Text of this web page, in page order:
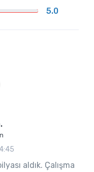
5.0
aldık. Çalışma